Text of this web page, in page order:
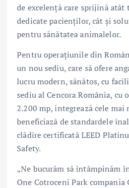
de excelență care sprijină
dedicate pacienților, cât și
pentru sănătatea animalelor.
Pentru operațiunile din
un nou sediu, care să ofere
lucru modern, sănătos, cu
sediu al Cencora România, cu
2.200 mp, integrează cele
beneficiază de standardele
clădire certificată LEED
Safety.
„Ne bucurăm să întâmpinăm
One Cotroceni Park compania